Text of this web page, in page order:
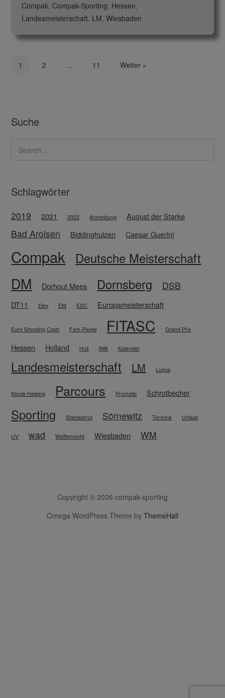
Compak, Compak-Sporting, Hessen,
Landesmeisterschaft, LM, Wiesbaden
1 2 … 11 Weiter »
Suche
Schlagwörter
2019 2021 2022 Anmeldung August der Starke
Bad Arolsen Biddinghuizen Caesar Guerini
Compak Deutsche Meisterschaft
DM Dorhout Mees Dornsberg DSB
DT11 Eley EM ESC Europameisterschaft
Euro Shooting Cash Fam-Pionki FITASC Grand Prix
Hessen Holland Hull IWA Kalender
Landesmeisterschaft LM Lupus
Nicole Hewing Parcours Promatic Schrotbecher
Sporting Stahlschrot Sörnewitz Termine Urlaub
UV wad Waffenrecht Wiesbaden WM
Copyright © 2026 compak-sporting
Omega WordPress Theme by ThemeHall